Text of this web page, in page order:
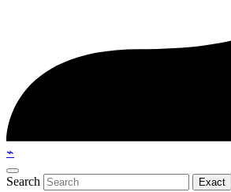
⌁
Search Exact